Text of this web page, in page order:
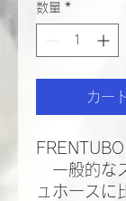
数量 *
カー
FRENTUBO
一般的な
ュホースに